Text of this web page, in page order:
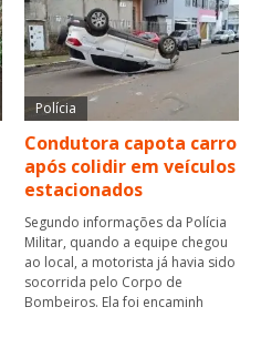
Polícia
Condutora capota carro
após colidir em veículos
estacionados
Segundo informações da Polícia
Militar, quando a equipe chegou
ao local, a motorista já havia sido
socorrida pelo Corpo de
Bombeiros. Ela foi encaminh